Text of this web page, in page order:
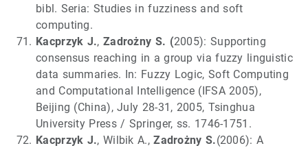
bibl. Seria: Studies in fuzziness and soft
computing.
Kacprzyk J., Zadrożny S. (2005): Supporting
consensus reaching in a group via fuzzy linguistic
data summaries. In: Fuzzy Logic, Soft Computing
and Computational Intelligence (IFSA 2005),
Beijing (China), July 28-31, 2005, Tsinghua
University Press / Springer, ss. 1746-1751.
Kacprzyk J., Wilbik A.,Zadrożny S.(2006): A